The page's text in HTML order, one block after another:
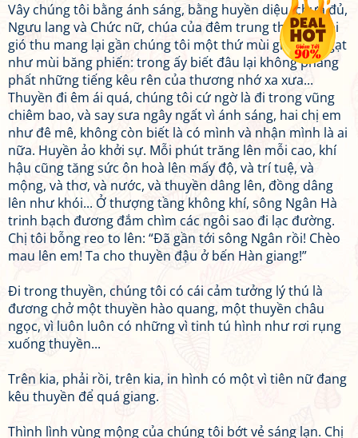
Vây chúng tôi bằng ánh sáng, bằng huyền diệu, chưa đủ,
Ngưu lang và Chức nữ, chúa của đêm trung thu còn sai
gió thu mang lại gần chúng tôi một thứ mùi gì ngào ngạt
như mùi băng phiến: trong ấy biết đâu lại không phảng
phất những tiếng kêu rên của thương nhớ xa xưa...
Thuyền đi êm ái quá, chúng tôi cứ ngờ là đi trong vũng
chiêm bao, và say sưa ngây ngất vì ánh sáng, hai chị em
như đê mê, không còn biết là có mình và nhận mình là ai
nữa. Huyền ảo khởi sự. Mỗi phút trăng lên mỗi cao, khí
hậu cũng tăng sức ôn hoà lên mấy độ, và trí tuệ, và
mộng, và thơ, và nước, và thuyền dâng lên, đồng dâng
lên như khói... Ở thượng tầng không khí, sông Ngân Hà
trinh bạch đương đắm chìm các ngôi sao đi lạc đường.
Chị tôi bỗng reo to lên: “Đã gần tới sông Ngân rồi! Chèo
mau lên em! Ta cho thuyền đậu ở bến Hàn giang!”
Đi trong thuyền, chúng tôi có cái cảm tưởng lý thú là
đương chở một thuyền hào quang, một thuyền châu
ngọc, vì luôn luôn có những vì tinh tú hình như rơi rụng
xuống thuyền...
Trên kia, phải rồi, trên kia, in hình có một vì tiên nữ đang
kêu thuyền để quá giang.
Thình lình vùng mộng của chúng tôi bớt vẻ sáng lạn. Chị